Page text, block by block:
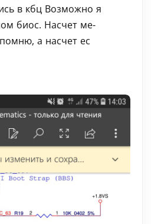
в кбц Возможно я
биос. Насчет ме-
а насчет ес